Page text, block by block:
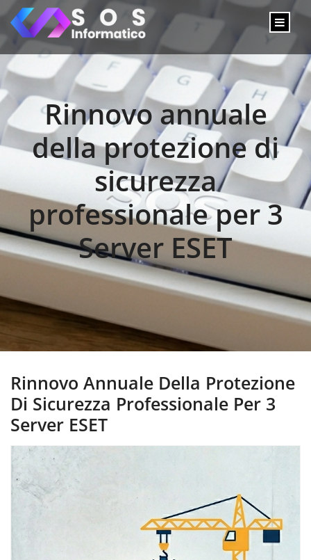
Rinnovo annuale
della protezione di
sicurezza
professionale per 3
Server ESET
Rinnovo Annuale Della Protezione
Di Sicurezza Professionale Per 3
Server ESET